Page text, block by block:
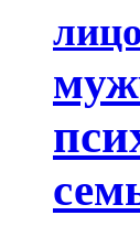
лицо